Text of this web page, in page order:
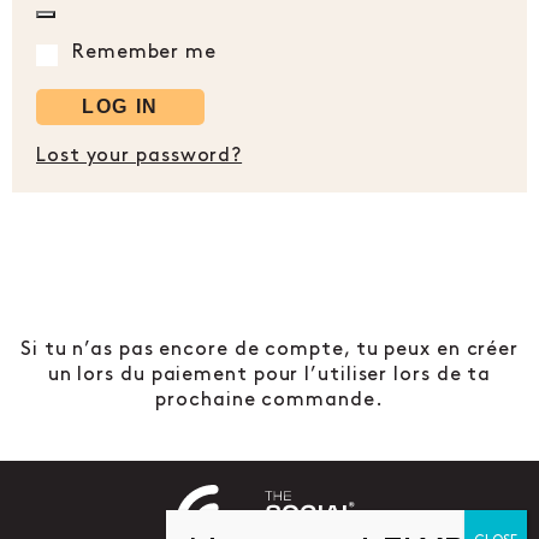
Remember me
LOG IN
Lost your password?
Si tu n’as pas encore de compte, tu peux en créer
un lors du paiement pour l’utiliser lors de ta
prochaine commande.